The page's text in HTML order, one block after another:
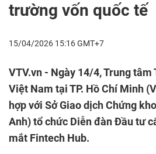
trường vốn quốc tế
15/04/2026 15:16 GMT+7
VTV.vn - Ngày 14/4, Trung tâm
Việt Nam tại TP. Hồ Chí Minh
hợp với Sở Giao dịch Chứng
Anh) tổ chức Diễn đàn Đầu tư
mắt Fintech Hub.